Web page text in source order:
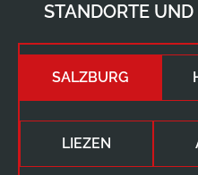
STANDORTE
SALZBURG
LIEZEN